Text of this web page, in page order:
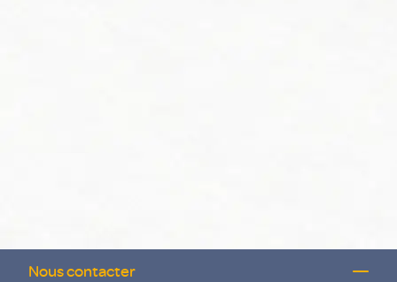
Nous contacter